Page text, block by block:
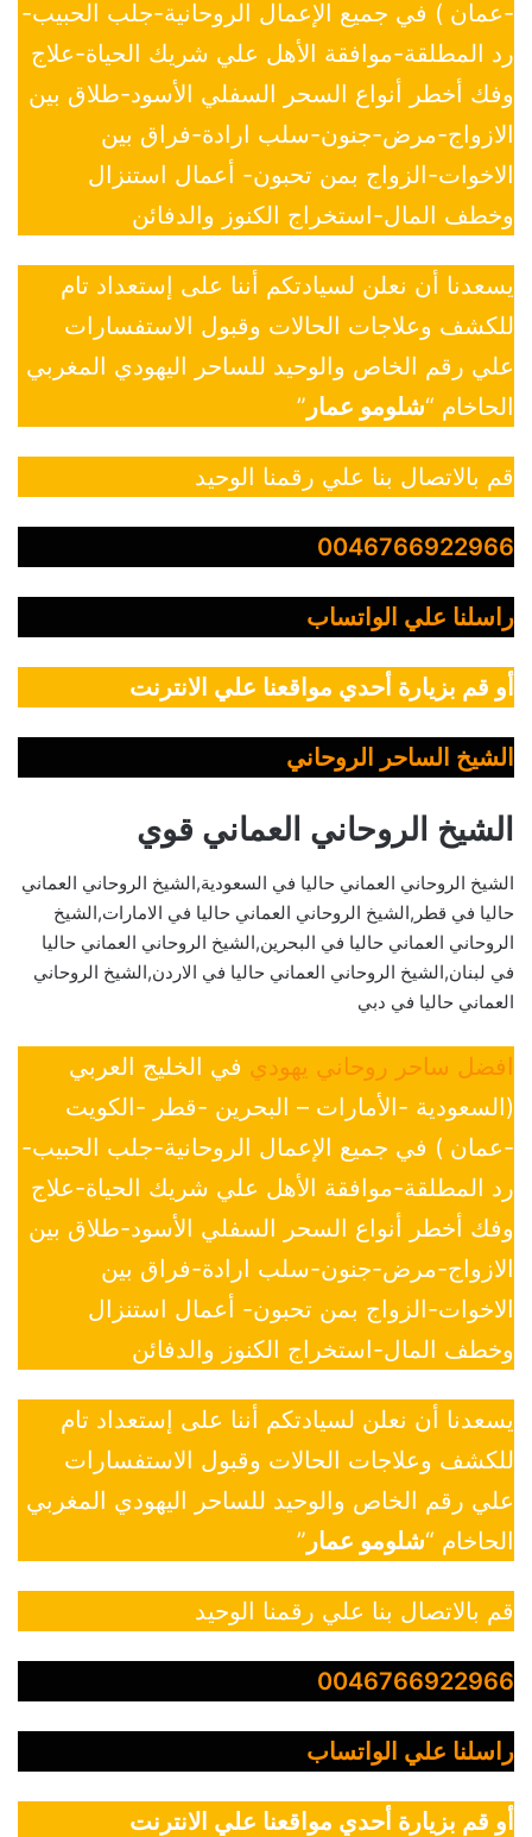
-عمان ) في جميع الإعمال الروحانية-جلب الحبيب-
رد المطلقة-موافقة الأهل علي شريك الحياة-علاج
وفك أخطر أنواع السحر السفلي الأسود-طلاق بين
الازواج-مرض-جنون-سلب ارادة-فراق بين
الاخوات-الزواج بمن تحبون- أعمال استنزال
وخطف المال-استخراج الكنوز والدفائن
يسعدنا أن نعلن لسيادتكم أننا على إستعداد تام
للكشف وعلاجات الحالات وقبول الاستفسارات
علي رقم الخاص والوحيد للساحر اليهودي المغربي
الحاخام “شلومو عمار ”
قم بالاتصال بنا علي رقمنا الوحيد
0046766922966
راسلنا علي الواتساب
أو قم بزيارة أحدي مواقعنا علي الانترنت
الشيخ الساحر الروحاني
الشيخ الروحاني العماني قوي
الشيخ الروحاني العماني حاليا في السعودية,الشيخ الروحاني العماني
حاليا في قطر,الشيخ الروحاني العماني حاليا في الامارات,الشيخ
الروحاني العماني حاليا في البحرين,الشيخ الروحاني العماني حاليا
في لبنان,الشيخ الروحاني العماني حاليا في الاردن,الشيخ الروحاني
العماني حاليا في دبي
افضل ساحر روحاني يهودي في الخليج العربي
(السعودية -الأمارات – البحرين -قطر -الكويت
-عمان ) في جميع الإعمال الروحانية-جلب الحبيب-
رد المطلقة-موافقة الأهل علي شريك الحياة-علاج
وفك أخطر أنواع السحر السفلي الأسود-طلاق بين
الازواج-مرض-جنون-سلب ارادة-فراق بين
الاخوات-الزواج بمن تحبون- أعمال استنزال
وخطف المال-استخراج الكنوز والدفائن
يسعدنا أن نعلن لسيادتكم أننا على إستعداد تام
للكشف وعلاجات الحالات وقبول الاستفسارات
علي رقم الخاص والوحيد للساحر اليهودي المغربي
الحاخام “شلومو عمار ”
قم بالاتصال بنا علي رقمنا الوحيد
0046766922966
راسلنا علي الواتساب
أو قم بزيارة أحدي مواقعنا علي الانترنت